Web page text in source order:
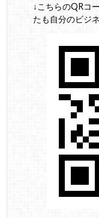
↓こちらのQRコ
たも自分のビジ